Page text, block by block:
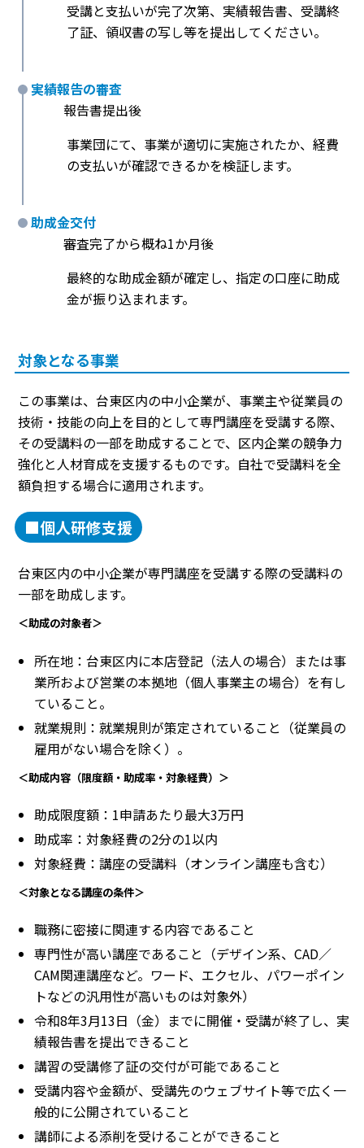
受講と支払いが完了次第、実績報告書、受講終
了証、領収書の写し等を提出してください。
実績報告の審査
報告書提出後
事業団にて、事業が適切に実施されたか、経費
の支払いが確認できるかを検証します。
助成金交付
審査完了から概ね1か月後
最終的な助成金額が確定し、指定の口座に助成
金が振り込まれます。
対象となる事業
この事業は、台東区内の中小企業が、事業主や従業員の
技術・技能の向上を目的として専門講座を受講する際、
その受講料の一部を助成することで、区内企業の競争力
強化と人材育成を支援するものです。自社で受講料を全
額負担する場合に適用されます。
■個人研修支援
台東区内の中小企業が専門講座を受講する際の受講料の
一部を助成します。
＜助成の対象者＞
所在地：台東区内に本店登記（法人の場合）または事
業所および営業の本拠地（個人事業主の場合）を有し
ていること。
就業規則：就業規則が策定されていること（従業員の
雇用がない場合を除く）。
＜助成内容（限度額・助成率・対象経費）＞
助成限度額：1申請あたり最大3万円
助成率：対象経費の2分の1以内
対象経費：講座の受講料（オンライン講座も含む）
＜対象となる講座の条件＞
職務に密接に関連する内容であること
専門性が高い講座であること（デザイン系、CAD／
CAM関連講座など。ワード、エクセル、パワーポイン
トなどの汎用性が高いものは対象外）
令和8年3月13日（金）までに開催・受講が終了し、実
績報告書を提出できること
講習の受講修了証の交付が可能であること
受講内容や金額が、受講先のウェブサイト等で広く一
般的に公開されていること
講師による添削を受けることができること